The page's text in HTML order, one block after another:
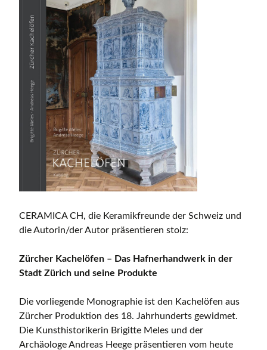
CERAMICA CH, die Keramikfreunde der Schweiz und
die Autorin/der Autor präsentieren stolz:
Zürcher Kachelöfen – Das Hafnerhandwerk in der
Stadt Zürich und seine Produkte
Die vorliegende Monographie ist den Kachelöfen aus
Zürcher Produktion des 18. Jahrhunderts gewidmet.
Die Kunsthistorikerin Brigitte Meles und der
Archäologe Andreas Heege präsentieren vom heute